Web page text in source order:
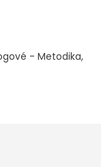
- Metodika